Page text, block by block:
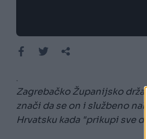
.
Zagrebačko Županijsko
znači da se on i službeno
Hrvatsku kada "prikupi sve